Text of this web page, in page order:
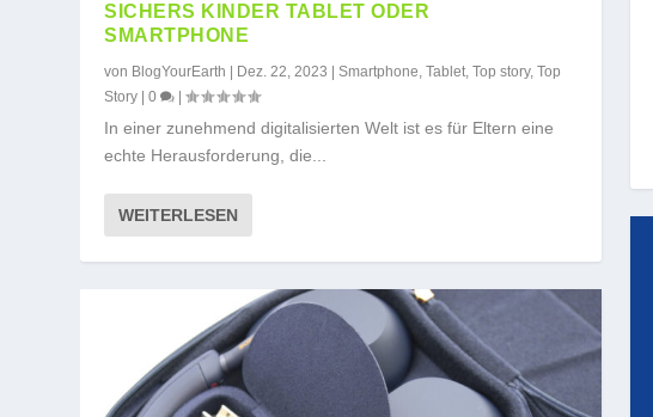
SICHERS KINDER TABLET ODER
SMARTPHONE
von BlogYourEarth Dez. 22, 2023 |Smartphone,Tablet,Top story,Top
Story |0 |
In einer zunehmend digitalisierten Welt ist es für Eltern eine
echte Herausforderung, die...
WEITERLESEN